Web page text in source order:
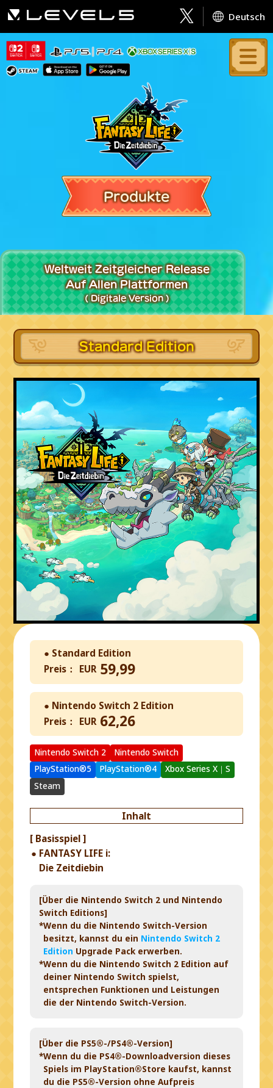
Deutsch
Produkte
Weltweit Zeitgleicher Release
Auf Allen Plattformen
( Digitale Version )
Standard Edition
● Standard Edition
Preis：
EUR59,99
● Nintendo Switch 2 Edition
Preis：
EUR62,26
Nintendo Switch 2
Nintendo Switch
PlayStation®5
PlayStation®4
Xbox Series X｜S
Steam
Inhalt
[ Basisspiel ]
FANTASY LIFE i:
Die Zeitdiebin
[Über die Nintendo Switch 2 und Nintendo
Switch Editions]
*Wenn du die Nintendo Switch-Version
besitzt, kannst du ein Nintendo Switch 2
Edition Upgrade Pack erwerben.
*Wenn du die Nintendo Switch 2 Edition auf
deiner Nintendo Switch spielst,
entsprechen Funktionen und Leistungen
die der Nintendo Switch-Version.
[Über die PS5®-/PS4®-Version]
*Wenn du die PS4®-Downloadversion dieses
Spiels im PlayStation®Store kaufst, kannst
du die PS5®-Version ohne Aufpreis